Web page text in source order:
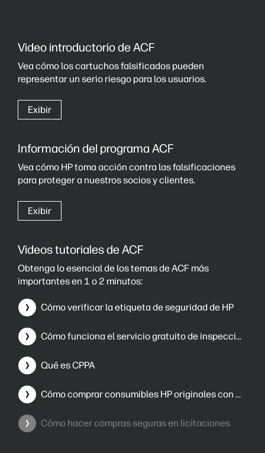
Video introductorio de ACF
Vea cómo los cartuchos falsificados pueden
representar un serio riesgo para los usuarios.
Exibir
Información del programa ACF
Vea cómo HP toma acción contra las falsificaciones
para proteger a nuestros socios y clientes.
Exibir
Videos tutoriales de ACF
Obtenga lo esencial de los temas de ACF más
importantes en 1 o 2 minutos:
Cómo verificar la etiqueta de seguridad de HP
Cómo funciona el servicio gratuito de inspección CDI
Qué es CPPA
Cómo comprar consumibles HP originales con seguridad
Cómo hacer compras seguras en licitaciones